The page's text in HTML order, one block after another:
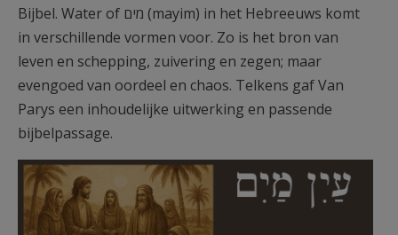
Bijbel. Water of מים (mayim) in het Hebreeuws komt
in verschillende vormen voor. Zo is het bron van
leven en schepping, zuivering en zegen; maar
evengoed van oordeel en chaos. Telkens gaf Van
Parys een inhoudelijke uitwerking en passende
bijbelpassage.